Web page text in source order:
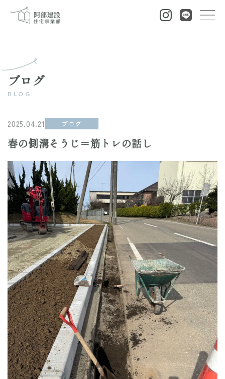
ブログ
2025.04.21 ブログ
春の側溝そうじ＝筋トレの話し